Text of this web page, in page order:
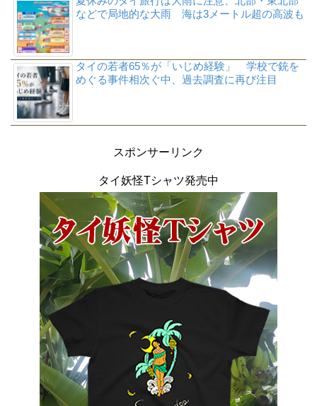
などで局地的な大雨 海は3メートル超の高波も
タイの若者65％が「いじめ経験」 学校で銃を
めぐる事件相次ぐ中、過去調査に再び注目
スポンサーリンク
タイ妖怪Tシャツ発売中